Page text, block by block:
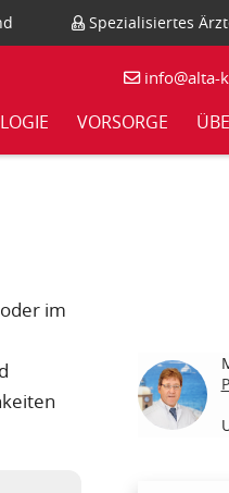
Spezialisiertes
VORSORGE
info@alta-
im